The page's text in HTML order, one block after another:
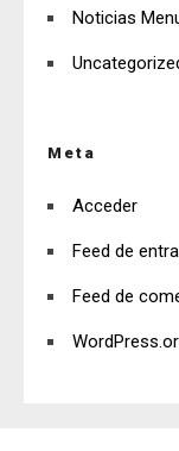
Noticias
Meta
Acceder
Feed de
Feed de